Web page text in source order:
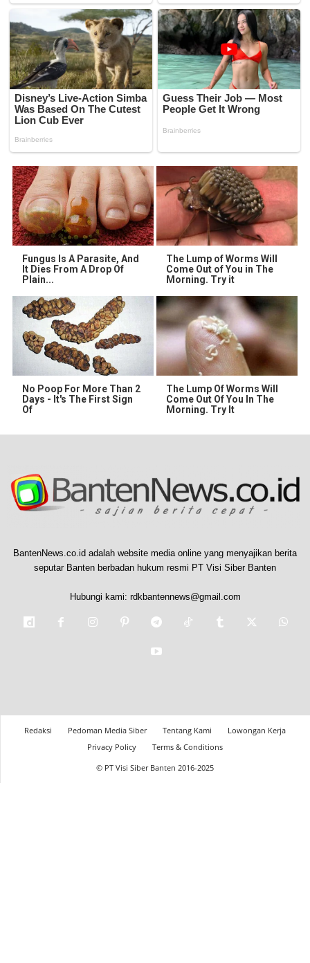
Fungus Is A Parasite, And
It Dies From A Drop Of
Plain...
The Lump of Worms Will
Come Out of You in The
Morning. Try it
No Poop For More Than 2
Days - It's The First Sign
Of
The Lump Of Worms Will
Come Out Of You In The
Morning. Try It
BantenNews.co.id adalah website media online yang menyajikan berita
seputar Banten berbadan hukum resmi PT Visi Siber Banten
Hubungi kami: rdkbantennews@gmail.com
Redaksi Pedoman Media Siber Tentang Kami
Lowongan Kerja
Privacy Policy
Terms & Conditions
© PT Visi Siber Banten 2016-2025